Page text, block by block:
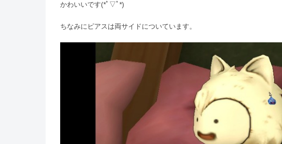
かわいいです(*ﾟ▽ﾟ*)
ちなみにピアスは両サイドについています。